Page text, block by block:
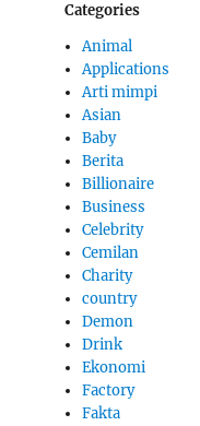
Categories
Animal
Applications
Arti mimpi
Asian
Baby
Berita
Billionaire
Business
Celebrity
Cemilan
Charity
country
Demon
Drink
Ekonomi
Factory
Fakta